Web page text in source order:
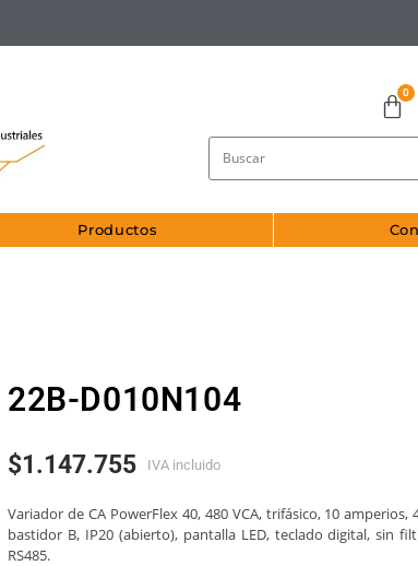
0
Productos
22B-D010N104
$1.147.755 IVA incluido
Variador de CA PowerFlex 40, 480 VCA, trifásico, 10
bastidor B, IP20 (abierto), pantalla LED, teclado digital, sin
RS485.